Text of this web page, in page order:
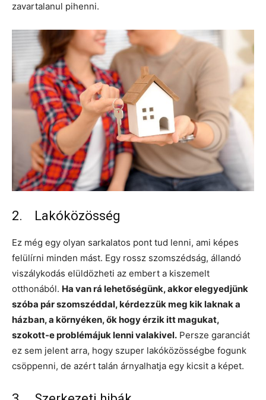
zavartalanul pihenni.
2. Lakóközösség
Ez még egy olyan sarkalatos pont tud lenni, ami képes
felülírni minden mást. Egy rossz szomszédság, állandó
viszálykodás elüldözheti az embert a kiszemelt
otthonából. Ha van rá lehetőségünk, akkor elegyedjünk
szóba pár szomszéddal, kérdezzük meg kik laknak a
házban, a környéken, ők hogy érzik itt magukat,
szokott-e problémájuk lenni valakivel. Persze garanciát
ez sem jelent arra, hogy szuper lakóközösségbe fogunk
csöppenni, de azért talán árnyalhatja egy kicsit a képet.